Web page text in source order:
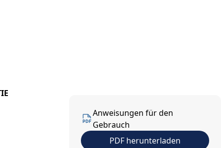
Anweisungen für den
Gebrauch
PDF herunterladen